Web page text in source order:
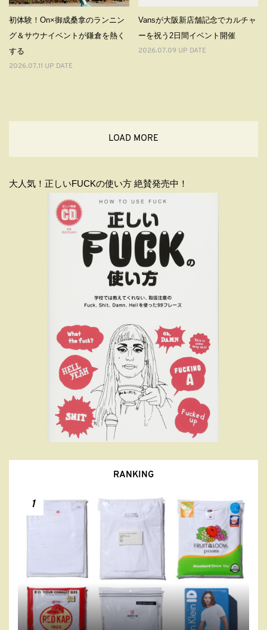
初体験！On×御成桑拿のランニン
グ＆サウナイベントが鎌倉を熱く
する
2026.07.11 UP DATE
Vansが大阪新店舗記念でカルチャ
ーを祝う2日間イベント開催
2026.07.09 UP DATE
LOAD MORE
大人気！正しいFUCKの使い方 絶賛発売中！
RANKING
1